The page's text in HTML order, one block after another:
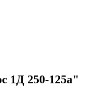
1Д 250-125а"